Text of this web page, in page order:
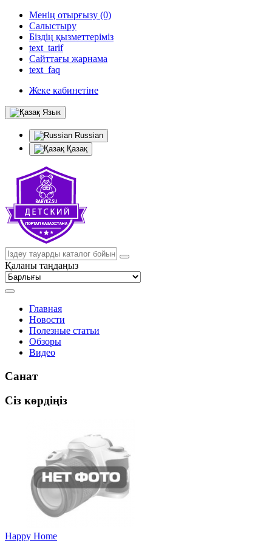
Менің отырғызу (0)
Салыстыру
Біздің қызметтеріміз
text_tarif
Сайттағы жарнама
text_faq
Жеке кабинетіне
Язык
Russian
Қазақ
Қаланы таңдаңыз
Главная
Новости
Полезные статьи
Обзоры
Видео
Санат
Сіз көрдіңіз
Happy Home